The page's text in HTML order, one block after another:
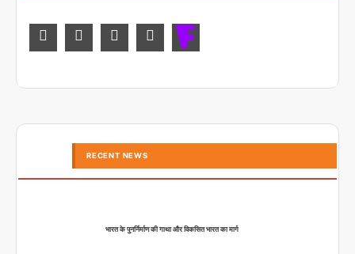
RECENT NEWS
भारत के पुनर्निर्माण की गाथा और विकसित भारत का मार्ग